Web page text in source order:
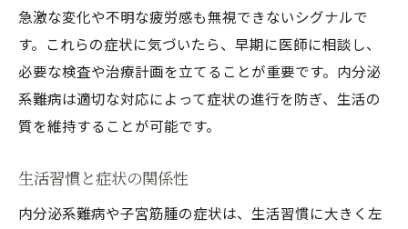
専門家との相談の有効性
健康診断が導く生活の質向上
内分泌系難病の最新治療法から学ぶ子宮筋腫の
対策
治療法の選択肢とその効果
副作用を抑える新たなアプローチ
急激な変化や不明な疲労感も無視できないシグナルで
す。これらの症状に気づいたら、早期に医師に相談し、
必要な検査や治療計画を立てることが重要です。内分泌
系難病は適切な対応によって症状の進行を防ぎ、生活の
質を維持することが可能です。
生活習慣と症状の関係性
内分泌系難病や子宮筋腫の症状は、生活習慣に大きく左